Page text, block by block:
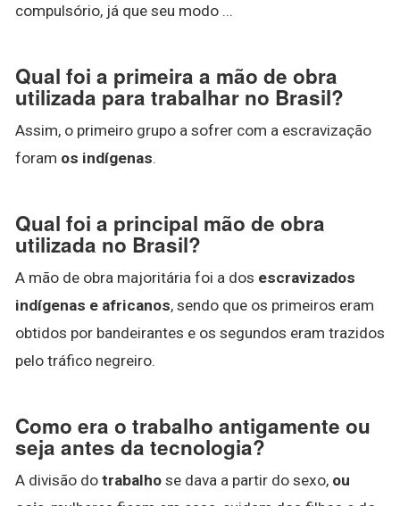
compulsório, já que seu modo ...
Qual foi a primeira a mão de obra
utilizada para trabalhar no Brasil?
Assim, o primeiro grupo a sofrer com a escravização
foram os indígenas.
Qual foi a principal mão de obra
utilizada no Brasil?
A mão de obra majoritária foi a dos escravizados
indígenas e africanos, sendo que os primeiros eram
obtidos por bandeirantes e os segundos eram trazidos
pelo tráfico negreiro.
Como era o trabalho antigamente ou
seja antes da tecnologia?
A divisão do trabalho se dava a partir do sexo, ou